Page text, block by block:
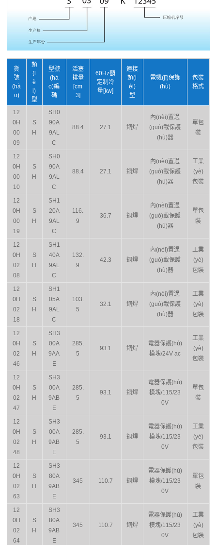
貨
號
(hà
o)
類
(l
è
i)
型
型號
(hà
o)編
碼
活塞
排量
[cm
3]
60Hz額
定制冷
量[kw]
連接
類(l
èi)
型
電機(jī)保護
(hù)
包裝
格式
12
0H
00
09
S
H
SH0
90A
9AL
C
88.4 27.1 銅焊
內(nèi)置過
(guò)載保護
(hù)器
單包
裝
12
0H
00
10
S
H
SH0
90A
9AL
C
88.4 27.1 銅焊
內(nèi)置過
(guò)載保護
(hù)器
工業
(yè)
包裝
12
0H
00
19
S
H
SH1
20A
9AL
C
116.
9
36.7 銅焊
內(nèi)置過
(guò)載保護
(hù)器
單包
裝
12
0H
02
08
S
H
SH1
40A
9AL
C
132.
9
42.3 銅焊
內(nèi)置過
(guò)載保護
(hù)器
工業
(yè)
包裝
12
0H
02
18
S
H
SH1
05A
9AL
C
103.
5
32.1 銅焊
內(nèi)置過
(guò)載保護
(hù)器
工業
(yè)
包裝
12
0H
02
46
S
H
SH3
00A
9AA
E
285.
5
93.1 銅焊
電器保護(hù)
模塊/24V ac
工業
(yè)
包裝
12
0H
02
47
S
H
SH3
00A
9AB
E
285.
5
93.1 銅焊
電器保護(hù)
模塊/115/23
0V
單包
裝
12
0H
02
48
S
H
SH3
00A
9AB
E
285.
5
93.1 銅焊
電器保護(hù)
模塊/115/23
0V
工業
(yè)
包裝
12
0H
02
63
S
H
SH3
80A
9AB
E
345 110.7 銅焊
電器保護(hù)
模塊/115/23
0V
單包
裝
12
0H
02
64
S
H
SH3
80A
9AB
E
345 110.7 銅焊
電器保護(hù)
模塊/115/23
0V
工業
(yè)
包裝